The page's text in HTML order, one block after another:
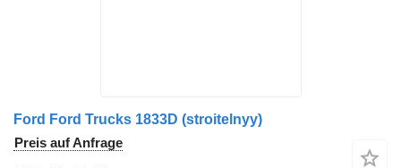
Ford Ford Trucks 1833D (stroitelnyy)
Preis auf Anfrage